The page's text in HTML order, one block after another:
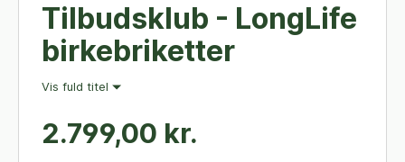
Tilbudsklub - LongLife
birkebriketter
Vis fuld titel
2.799,00 kr.